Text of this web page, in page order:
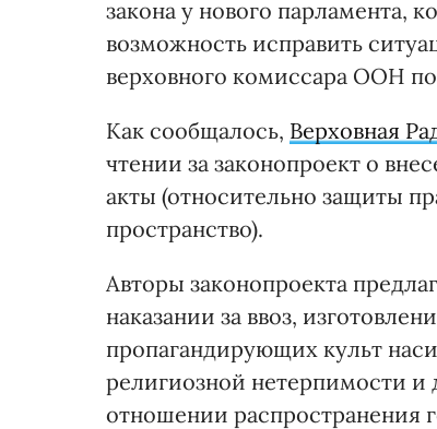
закона у нового парламента,
возможность исправить
верховного комиссара ООН
Как сообщалось, Верховная
чтении за законопроект о
акты (относительно защиты
пространство).
Авторы законопроекта
наказании за ввоз,
пропагандирующих культ
религиозной нетерпимости
отношении распространения